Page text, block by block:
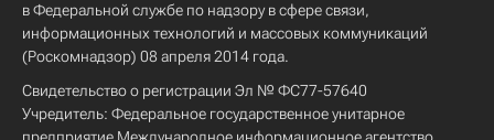
в Федеральной службе по надзору в сфере связи,
информационных технологий и массовых коммуникаций
(Роскомнадзор) 08 апреля 2014 года.
Свидетельство о регистрации Эл № ФС77-57640
Учредитель: Федеральное государственное унитарное